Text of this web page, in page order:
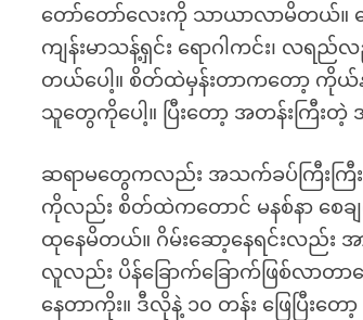
တော်တော်လေးကို သာယာလာမိတယ်။ က
ကျန်းမာသန့်ရှင်း ရောဂါကင်း၊ လ
တယ်ပေါ့။ စိတ်ထဲမှန်းတာကတော့ ကိုယ်နဲ့
သူတွေကိုပေါ့။ ပြီးတော့ အတန်းကြီးတဲ့
ဆရာမတွေကလည်း အသက်ခပ်ကြီးကြီ
ကိုလည်း စိတ်ထဲကတောင် မနစ်နာ စေခ
ထုနေမိတယ်။ ဂိမ်းဆော့နေရင်းလည်း
လူလည်း ပိန်ခြောက်ခြောက်ဖြစ်လာတာ
နေတာကိုး။ ဒီလိုနဲ့ ၁၀ တန်း ဖြေပြီး